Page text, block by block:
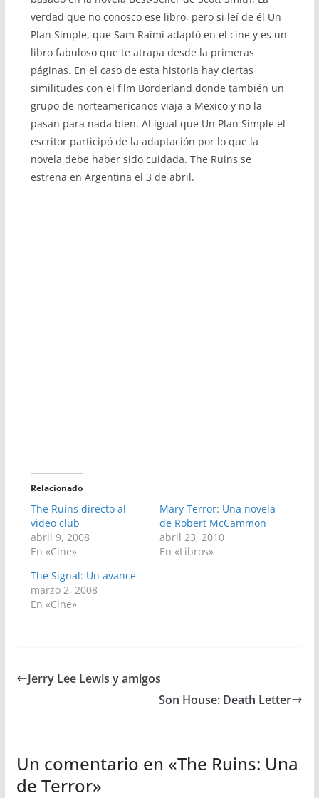
verdad que no conosco ese libro, pero si leí de él Un
Plan Simple, que Sam Raimi adaptó en el cine y es un
libro fabuloso que te atrapa desde la primeras
páginas. En el caso de esta historia hay ciertas
similitudes con el film Borderland donde también un
grupo de norteamericanos viaja a Mexico y no la
pasan para nada bien. Al igual que Un Plan Simple el
escritor participó de la adaptación por lo que la
novela debe haber sido cuidada. The Ruins se
estrena en Argentina el 3 de abril.
Relacionado
The Ruins directo al
video club
abril 9, 2008
En «Cine»
Mary Terror: Una novela
de Robert McCammon
abril 23, 2010
En «Libros»
The Signal: Un avance
marzo 2, 2008
En «Cine»
Jerry Lee Lewis y amigos
Son House: Death Letter
Un comentario en «The Ruins: Una
de Terror»